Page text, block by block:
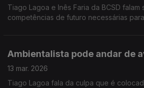
Tiago Lagoa e Inês Faria da BCSD falam
competências de futuro necessárias
Ambientalista pode andar de
13 mar. 2026
Tiago Lagoa fala da culpa que é